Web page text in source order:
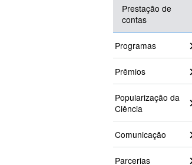
Prestação de
contas
Programas
Prêmios
Popularização da
Ciência
Comunicação
Parcerias